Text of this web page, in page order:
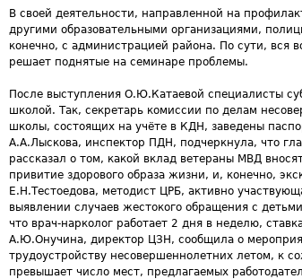
В своей деятельности, направленной на
другими образовательными организациями,
конечно, с администрацией района. По сути, вся
решает поднятые на семинаре проблемы.
После выступления О.Ю.Катаевой специалисты
школой. Так, секретарь комиссии по делам
школы, состоящих на учёте в КДН, заведены
А.А.Лыскова, инспектор ПДН, подчеркнула, что
рассказал о том, какой вклад ветераны МВД
привитие здорового образа жизни, и, конечно,
Е.Н.Тестоедова, методист ЦРБ, активно
выявлении случаев жестокого обращения с
что врач-нарколог работает 2 дня в неделю,
А.Ю.Онучина, директор ЦЗН, сообщила о
трудоустройству несовершеннолетних летом, к
превышает число мест, предлагаемых